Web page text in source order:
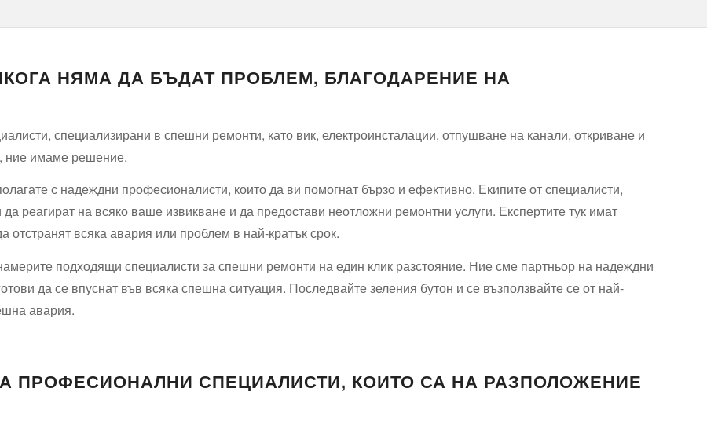
НЯМА ДА БЪДАТ ПРОБЛЕМ, БЛАГОДАРЕНИЕ НА
специализирани в спешни ремонти, като вик, електроинсталации, отпушване на канали, откриване и
ние имаме решение.
с надеждни професионалисти, които да ви помогнат бързо и ефективно. Екипите от специалисти,
реагират на всяко ваше извикване и да предостави неотложни ремонтни услуги. Експертите тук имат
отстранят всяка авария или проблем в най-кратък срок.
подходящи специалисти за спешни ремонти на един клик разстояние. Ние сме партньор на надеждни
да се впуснат във всяка спешна ситуация. Последвайте зеления бутон и се възползвайте се от най-
авария.
ПРОФЕСИОНАЛНИ СПЕЦИАЛИСТИ, КОИТО СА НА РАЗПОЛОЖЕНИЕ